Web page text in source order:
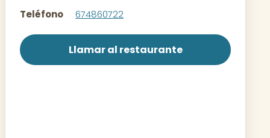
Teléfono
674860722
Llamar al restaurante